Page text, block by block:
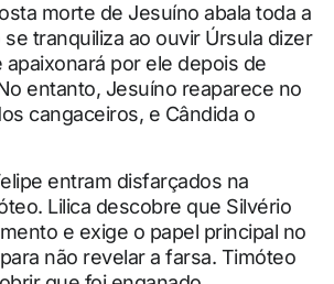
morte de Jesuíno abala toda a
tranquiliza ao ouvir Úrsula dizer
por ele depois de
entanto, Jesuíno reaparece no
cangaceiros, e Cândida o
entram disfarçados na
Lilica descobre que Silvério
e exige o papel principal no
não revelar a farsa. Timóteo